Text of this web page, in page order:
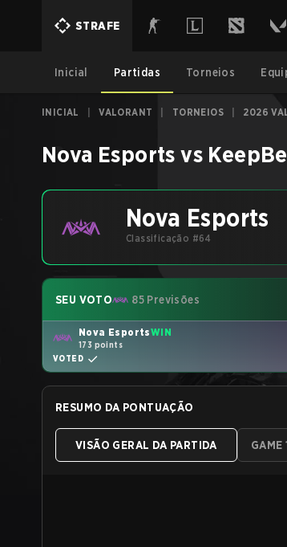
STRAFE
Inicial Partidas Torneios
INICIAL VALORANT TORNEIOS 2026
Nova Esports vs
Nova Esports
Classificação #64
SEU VOTO 85 Previsões
Nova EsportsWIN
173 points
VOTED
RESUMO DA PONTUAÇÃO
VISÃO GERAL DA PARTIDA GAME